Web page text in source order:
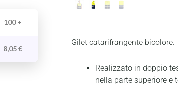
100 +
8,05€
Gilet catarifrangente bicolore.
Realizzato in doppio
nella parte superiore e